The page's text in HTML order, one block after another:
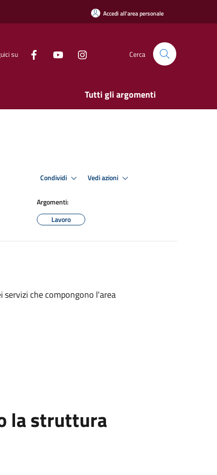
Accedi all'area personale
su Cerca
Tutti gli argomenti
Condividi Vedi azioni
Argomenti:
Lavoro
che compongono l'area
la struttura